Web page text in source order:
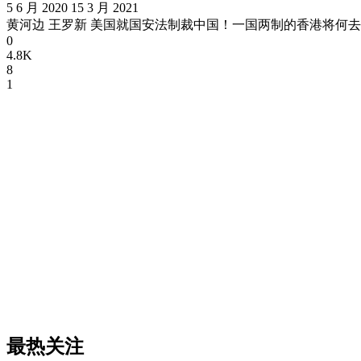
5 6 月 2020 15 3 月 2021
黄河边 王罗新 美国就国安法制裁中国！一国两制的香港将何
0
4.8K
8
1
最热关注